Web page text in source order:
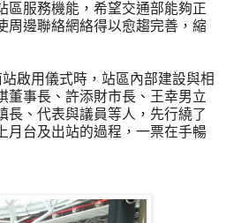
區服務機能，希望交通部能夠正
周邊聯絡網絡得以愈趨完善，縮
站啟用儀式時，站區內部建設與相
董事長、許添財市長、王幸男立
長、代表與議員等人，先行繞了
月台及出站的過程，一票在手暢